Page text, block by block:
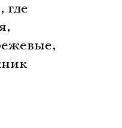
где
